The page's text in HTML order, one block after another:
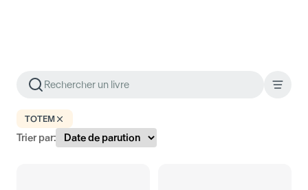
TOTEM
Trier par: